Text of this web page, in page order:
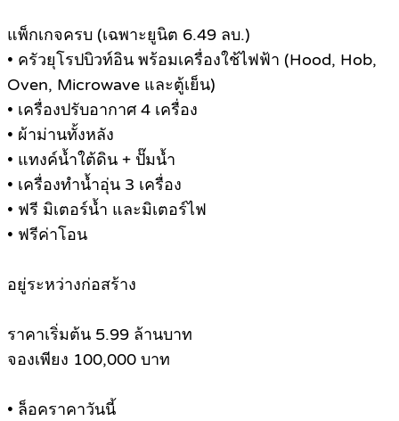
แพ็กเกจครบ (เฉพาะยูนิต 6.49 ลบ.)
• ครัวยุโรปบิวท์อิน พร้อมเครื่องใช้ไฟฟ้า (Hood, Hob,
Oven, Microwave และตู้เย็น)
• เครื่องปรับอากาศ 4 เครื่อง
• ผ้าม่านทั้งหลัง
• แทงค์น้ำใต้ดิน + ปั๊มน้ำ
• เครื่องทำน้ำอุ่น 3 เครื่อง
• ฟรี มิเตอร์น้ำ และมิเตอร์ไฟ
• ฟรีค่าโอน
อยู่ระหว่างก่อสร้าง
ราคาเริ่มต้น 5.99 ล้านบาท
จองเพียง 100,000 บาท
• ล็อคราคาวันนี้